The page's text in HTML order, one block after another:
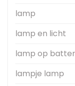
lamp
lamp en licht
lamp op
lampje lamp